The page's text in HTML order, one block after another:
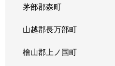
茅部郡森町
山越郡長万部町
檜山郡上ノ国町